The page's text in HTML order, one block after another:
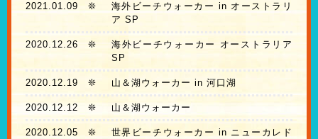
2021.01.09 ❊
海外ビーチウォーカー in オーストラリ
ア SP
2020.12.26 ❊
海外ビーチウォーカー オーストラリア
SP
2020.12.19 ❊ 山＆湖ウォーカー in 河口湖
2020.12.12 ❊ 山＆湖ウォーカー
2020.12.05 ❊
世界ビーチウォーカー in ニューカレド